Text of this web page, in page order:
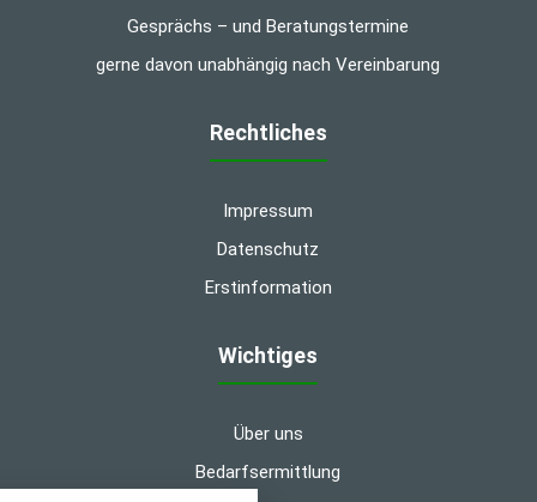
Gesprächs – und Beratungstermine
gerne davon unabhängig nach Vereinbarung
Rechtliches
Impressum
Datenschutz
Erstinformation
Wichtiges
Über uns
Bedarfsermittlung